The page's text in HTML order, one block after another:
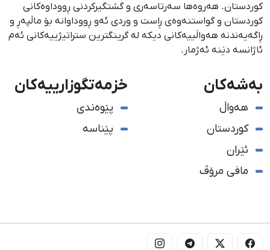
كوردستان. هەروەها سەرتاسەری و گشتگیركردنی ڕووداوەكانی
كوردستان و گواستنەوەی ڕاست و وردی ئەو ڕووداوانە بۆ ماڵپەڕ و
ڕاگەیەندنە هەواڵییەكانی دیكە لە گرینگترین ستراتیژییەكانی ئەم
ئاژانسە دێنە ئەژمار.
بەشەکان
هەواڵ
کوردستان
ئێران
مافی مرۆڤ
خزمەتگوزارییەکان
پێوەندی
پێناسە